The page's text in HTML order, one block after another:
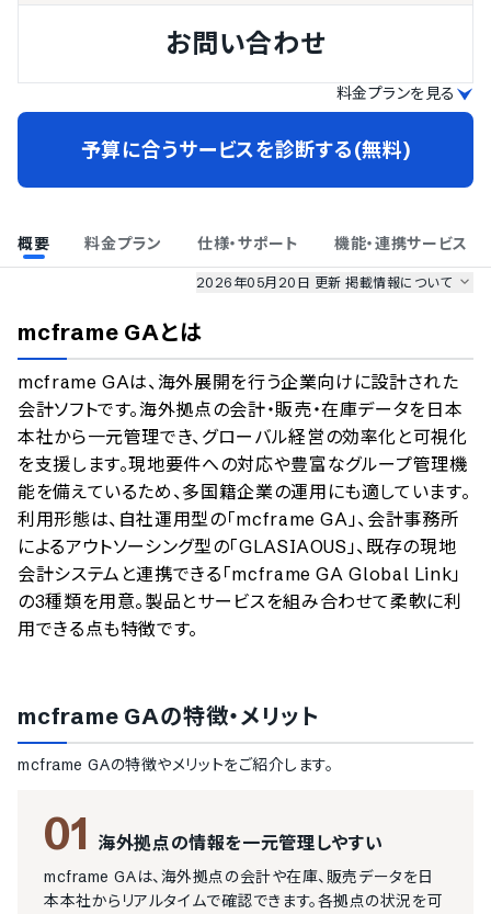
お問い合わせ
料金プランを見る
予算に合うサービスを診断する(無料)
概要 料金プラン 仕様・サポート 機能・連携サービス
2026年05月20日 更新掲載情報について
のサービスデータを参照しています。
情報更新者： 業界DX最強ナビ編集部 情報取得元 掲載修正依頼
mcframe GAとは
mcframe GAは、海外展開を行う企業向けに設計された
会計ソフトです。海外拠点の会計・販売・在庫データを日本
本社から一元管理でき、グローバル経営の効率化と可視化
を支援します。現地要件への対応や豊富なグループ管理機
能を備えているため、多国籍企業の運用にも適しています。
利用形態は、自社運用型の「mcframe GA」、会計事務所
によるアウトソーシング型の「GLASIAOUS」、既存の現地
会計システムと連携できる「mcframe GA Global Link」
の3種類を用意。製品とサービスを組み合わせて柔軟に利
用できる点も特徴です。
mcframe GAの特徴・メリット
mcframe GAの特徴やメリットをご紹介します。
01 海外拠点の情報を一元管理しやすい
mcframe GAは、海外拠点の会計や在庫、販売データを日
本本社からリアルタイムで確認できます。各拠点の状況を可